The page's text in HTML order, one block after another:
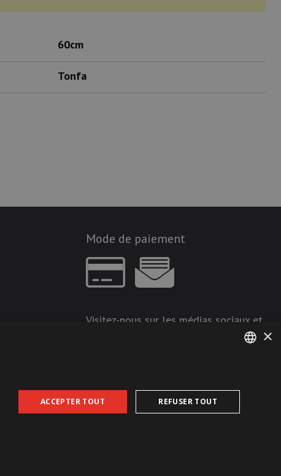
60cm
Tonfa
Mode de paiement
Visitez-nous sur les médias sociaux et
FRENCH
×
ACCEPTER TOUT REFUSER TOUT